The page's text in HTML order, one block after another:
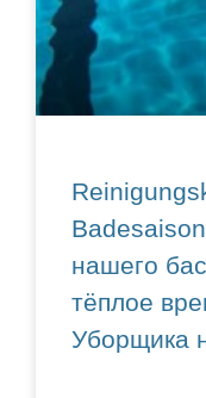
нашего
тёплое
Уборщика